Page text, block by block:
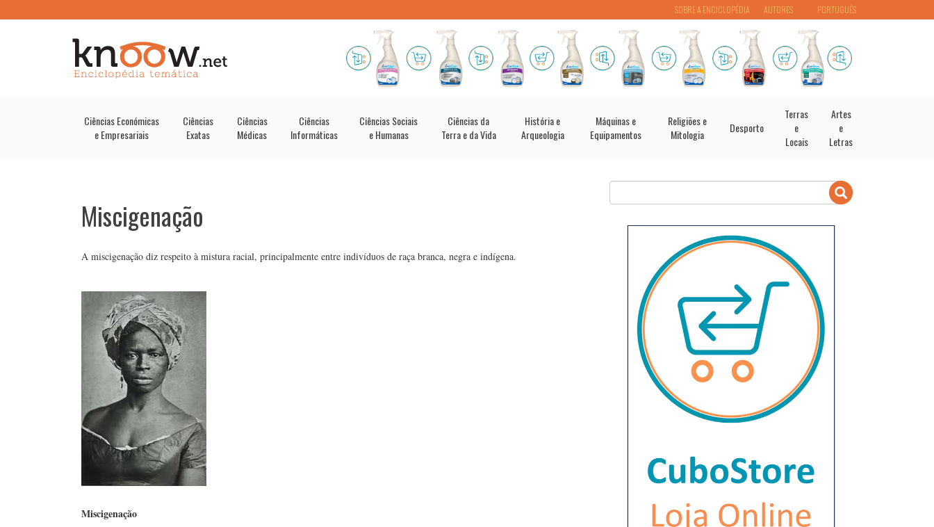
PORTUGUÊS
SOBRE A ENCICLOPÉDIA AUTORES
Ciências Económicas
e Empresariais
Ciências
Exatas
Ciências
Médicas
Ciências
Informáticas
Ciências Sociais
e Humanas
Ciências da
Terra e da Vida
História e
Arqueologia
Máquinas e
Equipamentos
Religiões e
Mitologia
Desporto
Terras
e
Locais
Artes
e
Letras
Miscigenação
A miscigenação diz respeito à mistura racial, principalmente entre indivíduos de raça branca, negra e indígena.
Miscigenação